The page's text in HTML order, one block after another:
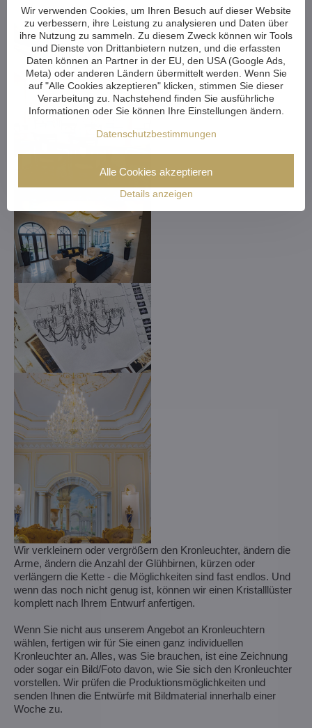
Wir verkleinern oder vergrößern den Kronleuchter, ändern die
Arme, ändern die Anzahl der Glühbirnen, kürzen oder
verlängern die Kette - die Möglichkeiten sind fast endlos. Und
wenn das noch nicht genug ist, können wir einen Kristalllüster
komplett nach Ihrem Entwurf anfertigen.
Wenn Sie nicht aus unserem Angebot an Kronleuchtern
wählen, fertigen wir für Sie einen ganz individuellen
Kronleuchter an. Alles, was Sie brauchen, ist eine Zeichnung
oder sogar ein Bild/Foto davon, wie Sie sich den Kronleuchter
vorstellen. Wir prüfen die Produktionsmöglichkeiten und
senden Ihnen die Entwürfe mit Bildmaterial innerhalb einer
Woche zu.
Wir verwenden Cookies, um Ihren Besuch auf dieser Website
zu verbessern, ihre Leistung zu analysieren und Daten über
ihre Nutzung zu sammeln. Zu diesem Zweck können wir Tools
und Dienste von Drittanbietern nutzen, und die erfassten
Daten können an Partner in der EU, den USA (Google Ads,
Meta) oder anderen Ländern übermittelt werden. Wenn Sie
auf "Alle Cookies akzeptieren" klicken, stimmen Sie dieser
Verarbeitung zu. Nachstehend finden Sie ausführliche
Informationen oder Sie können Ihre Einstellungen ändern.
Datenschutzbestimmungen
Details anzeigen
Alle Cookies akzeptieren